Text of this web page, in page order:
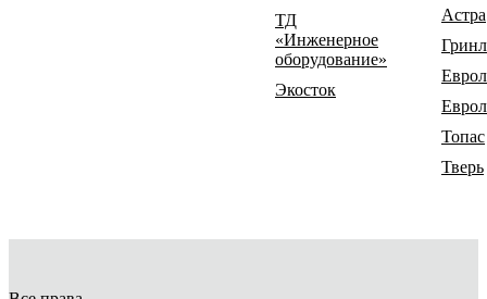
ТД
«Инженерное
оборудование»
Экосток
Астра
Топас
Тверь